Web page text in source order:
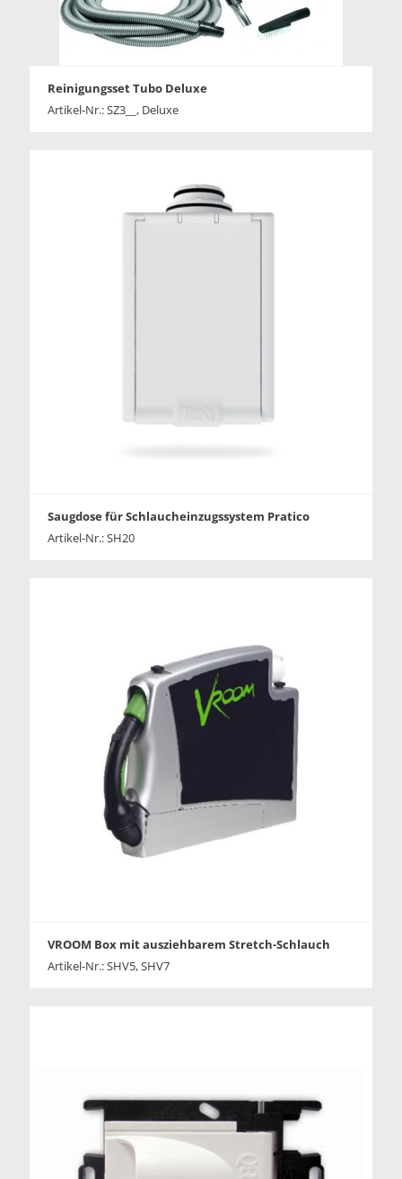
Reinigungsset Tubo Deluxe
Artikel-Nr.: SZ3__, Deluxe
Saugdose für Schlaucheinzugssystem Pratico
Artikel-Nr.: SH20
VROOM Box mit ausziehbarem Stretch-Schlauch
Artikel-Nr.: SHV5, SHV7